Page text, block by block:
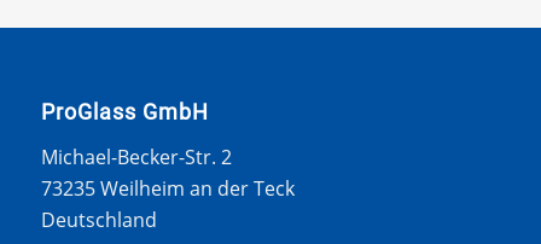
ProGlass GmbH
Michael-Becker-Str. 2
73235 Weilheim an der Teck
Deutschland